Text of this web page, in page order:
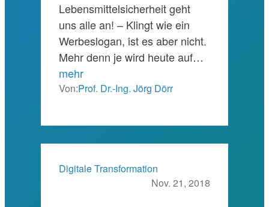
Lebensmittelsicherheit geht
uns alle an! – Klingt wie ein
Werbeslogan, ist es aber nicht.
Mehr denn je wird heute auf…
mehr
Von:Prof. Dr.-Ing. Jörg Dörr
Digitale Transformation
Nov. 21, 2018